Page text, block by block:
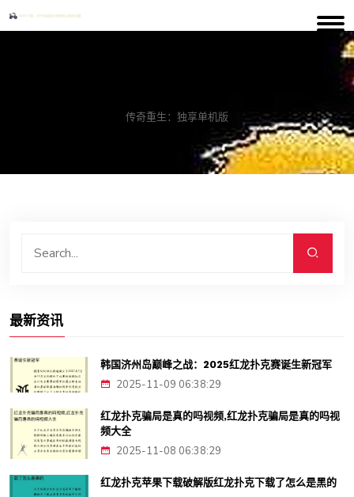
传奇重生：独享单机版
最新资讯
韩国济州岛巅峰之战：2025红龙扑克赛诞生新冠军
2025-11-09 06:38:29
红龙扑克骗局是真的吗视频,红龙扑克骗局是真的吗视
频大全
2025-11-08 06:38:29
红龙扑克苹果下载破解版红龙扑克下载了怎么是黑的